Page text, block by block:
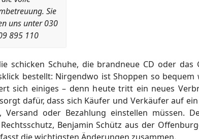
Sie
uns unter 030
895 110
schicken Schuhe, die brandneue CD oder das
bestellt: Nirgendwo ist Shoppen so
sich einiges – denn heute tritt ein neues
dafür, dass sich Käufer und Verkäufer auf
Versand oder Bezahlung einstellen müssen.
Rechtsschutz, Benjamin Schütz aus der